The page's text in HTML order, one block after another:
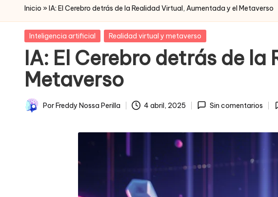
Inicio »IA: El Cerebro detrás de la Realidad Virtual, Aumentada y el Metaverso
Posted
Inteligencia artificial Realidad virtual y metaverso
IA: El Cerebro detrás de
Metaverso
Publicado
PorFreddy Nossa Perilla 4 abril, 2025 Sin comentarios